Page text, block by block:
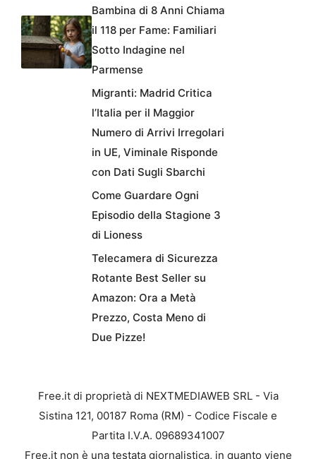
Bambina di 8 Anni Chiama
il 118 per Fame: Familiari
Sotto Indagine nel
Parmense
Migranti: Madrid Critica
l’Italia per il Maggior
Numero di Arrivi Irregolari
in UE, Viminale Risponde
con Dati Sugli Sbarchi
Come Guardare Ogni
Episodio della Stagione 3
di Lioness
Telecamera di Sicurezza
Rotante Best Seller su
Amazon: Ora a Metà
Prezzo, Costa Meno di
Due Pizze!
Free.it di proprietà di NEXTMEDIAWEB SRL - Via
Sistina 121, 00187 Roma (RM) - Codice Fiscale e
Partita I.V.A. 09689341007
Free.it non è una testata giornalistica, in quanto viene